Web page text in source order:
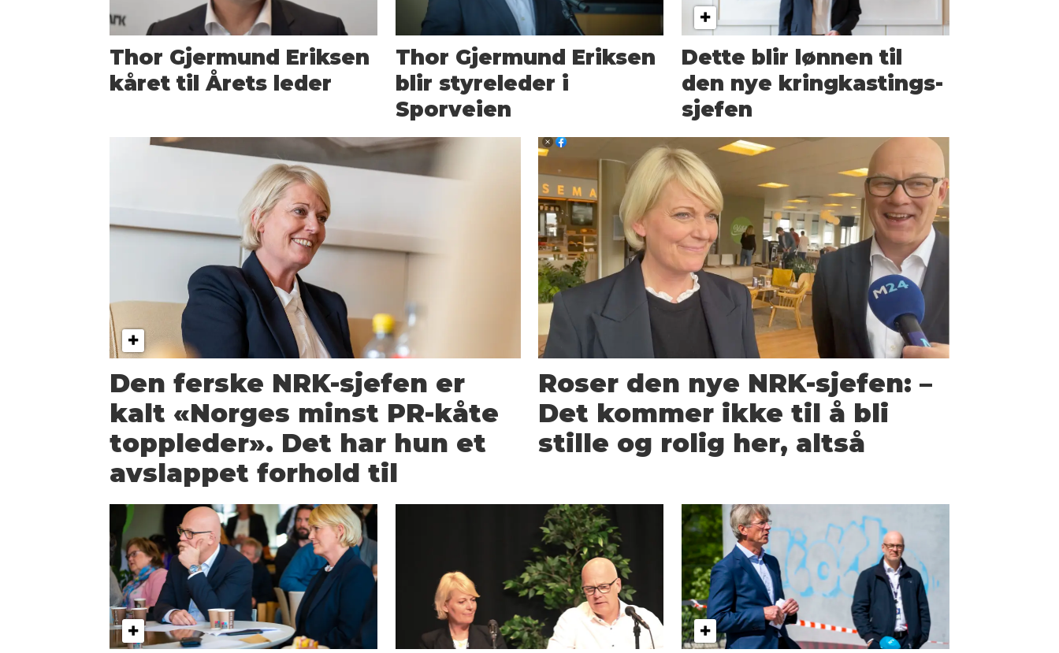
Thor Gjermund Eriksen
kåret til Årets leder
Thor Gjermund Eriksen
blir styreleder i
Sporveien
Dette blir lønnen til
den nye kringkastings­­
sjefen
Den ferske NRK-sjefen er
kalt «Norges minst PR-kåte
toppleder». Det har hun et
avslappet forhold til
Roser den nye NRK-sjefen: –
Det kommer ikke til å bli
stille og rolig her, altså